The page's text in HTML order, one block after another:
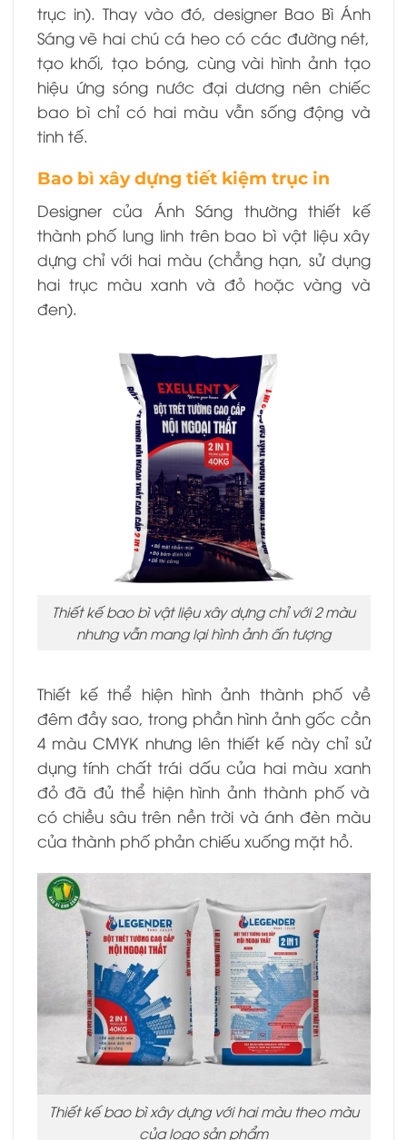
trục in). Thay vào đó, designer Bao Bì Ánh
Sáng vẽ hai chú cá heo có các đường nét,
tạo khối, tạo bóng, cùng vài hình ảnh tạo
hiệu ứng sóng nước đại dương nên chiếc
bao bì chỉ có hai màu vẫn sống động và
tinh tế.
Bao bì xây dựng tiết kiệm trục in
Designer của Ánh Sáng thường thiết kế
thành phố lung linh trên bao bì vật liệu xây
dựng chỉ với hai màu (chẳng hạn, sử dụng
hai trục màu xanh và đỏ hoặc vàng và
đen).
Thiết kế bao bì vật liệu xây dựng chỉ với 2 màu
nhưng vẫn mang lại hình ảnh ấn tượng
Thiết kế thể hiện hình ảnh thành phố về
đêm đầy sao, trong phần hình ảnh gốc cần
4 màu CMYK nhưng lên thiết kế này chỉ sử
dụng tính chất trái dấu của hai màu xanh
đỏ đã đủ thể hiện hình ảnh thành phố và
có chiều sâu trên nền trời và ánh đèn màu
của thành phố phản chiếu xuống mặt hồ.
Thiết kế bao bì xây dựng với hai màu theo màu
của logo sản phẩm